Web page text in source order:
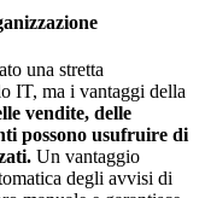
una stretta
IT, ma i vantaggi della
vendite, delle
possono usufruire di
Un vantaggio
degli avvisi di